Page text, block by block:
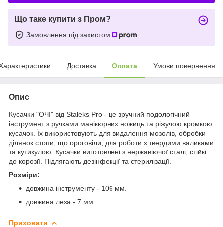
Що таке купити з Пром?
Замовлення під захистом
Доставка Оплата Умови повернення
Опис
Кусачки "ОЧІ" від Staleks Pro - це зручний подологічний
інструмент з ручками манікюрних ножиць та ріжучою кромкою
кусачок. Їх використовують для видалення мозолів, обробки
ділянок стопи, що ороговіли, для роботи з твердими валиками
та кутикулою. Кусачки виготовлені з нержавіючої сталі, стійкі
до корозії. Підлягають дезінфекції та стерилізації.
Розміри:
довжина інструменту - 106 мм.
довжина леза - 7 мм.
Приховати